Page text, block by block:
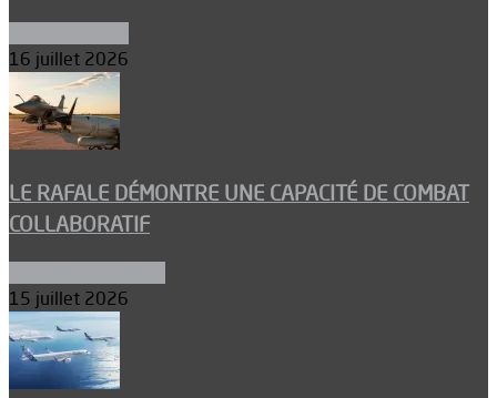
16 juillet 2026
LE RAFALE DÉMONTRE UNE CAPACITÉ DE COMBAT
COLLABORATIF
15 juillet 2026